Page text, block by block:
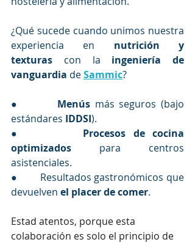
¿Qué sucede cuando unimos nuestra
experiencia en nutrición y
texturas con la ingeniería de
vanguardia de Sammic?
● Menús más seguros (bajo
estándares IDDSI).
● Procesos de cocina
optimizados para centros
asistenciales.
●        Resultados gastronómicos que
devuelven el placer de comer.
Estad atentos, porque esta
colaboración es solo el principio de